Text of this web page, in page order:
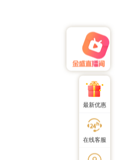
最新优惠
在线客服